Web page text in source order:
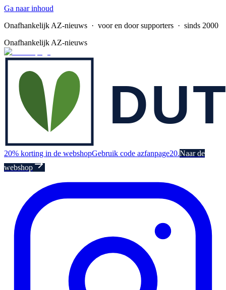
Ga naar inhoud
Onafhankelijk AZ-nieuws · voor en door supporters · sinds 2000
Onafhankelijk AZ-nieuws
20% korting in de webshopGebruik code azfanpage20.Naar de
webshop